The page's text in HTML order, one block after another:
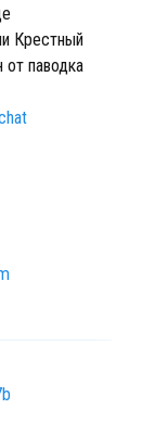
Крестный
от паводка